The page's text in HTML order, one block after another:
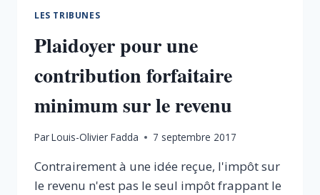
LES TRIBUNES
Plaidoyer pour une
contribution forfaitaire
minimum sur le revenu
ParLouis-Olivier Fadda 7 septembre 2017
Contrairement à une idée reçue, l'impôt sur
le revenu n'est pas le seul impôt frappant le